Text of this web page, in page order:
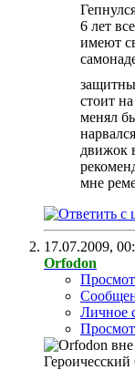
6 лет
имеют
стоит
менял
движок
мне
17.07.2009,
Orfodon
Личное